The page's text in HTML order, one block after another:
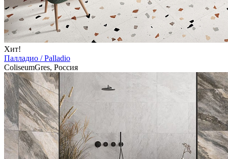
Хит!
Палладио / Palladio
ColiseumGres, Россия